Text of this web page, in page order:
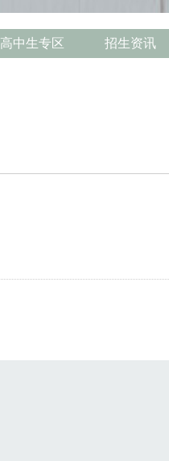
高中生专区 招生资讯